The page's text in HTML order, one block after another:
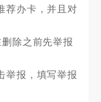
荐办卡，并且对
除之前先举报
举报，填写举报